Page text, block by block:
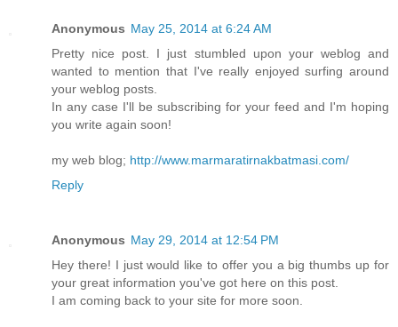
Anonymous May 25, 2014 at 6:24 AM
Pretty nice post. I just stumbled upon your weblog and
wanted to mention that I've really enjoyed surfing around
your weblog posts.
In any case I'll be subscribing for your feed and I'm hoping
you write again soon!
my web blog; http://www.marmaratirnakbatmasi.com/
Reply
Anonymous May 29, 2014 at 12:54 PM
Hey there! I just would like to offer you a big thumbs up for
your great information you've got here on this post.
I am coming back to your site for more soon.